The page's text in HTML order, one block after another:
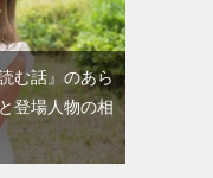
む話』のあら
登場人物の相